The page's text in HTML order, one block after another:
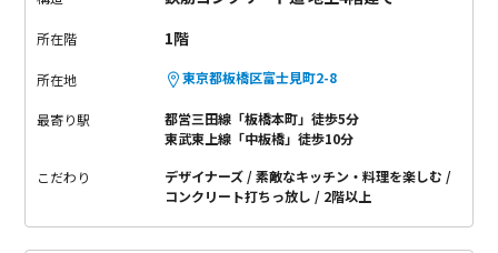
所在階 1階
所在地 東京都板橋区富士見町2-8
最寄り駅
都営三田線「板橋本町」徒歩5分
東武東上線「中板橋」徒歩10分
こだわり デザイナーズ
素敵なキッチン・料理を楽しむ
コンクリート打ちっ放し
2階以上